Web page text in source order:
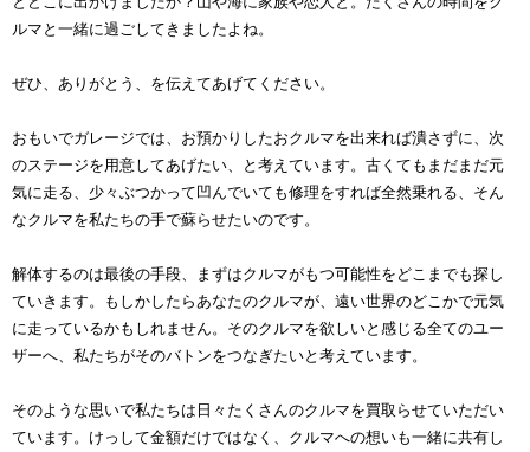
ルマと一緒に過ごしてきましたよね。
ぜひ、ありがとう、を伝えてあげてください。
おもいでガレージでは、お預かりしたおクルマを出来れば潰さずに、次
のステージを用意してあげたい、と考えています。古くてもまだまだ元
気に走る、少々ぶつかって凹んでいても修理をすれば全然乗れる、そん
なクルマを私たちの手で蘇らせたいのです。
解体するのは最後の手段、まずはクルマがもつ可能性をどこまでも探し
ていきます。もしかしたらあなたのクルマが、遠い世界のどこかで元気
に走っているかもしれません。そのクルマを欲しいと感じる全てのユー
ザーへ、私たちがそのバトンをつなぎたいと考えています。
そのような思いで私たちは日々たくさんのクルマを買取らせていただい
ています。けっして金額だけではなく、クルマへの想いも一緒に共有し